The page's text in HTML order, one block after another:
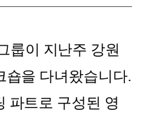
룹이 지난주 강원
숍을 다녀왔습니다.
파트로 구성된 영